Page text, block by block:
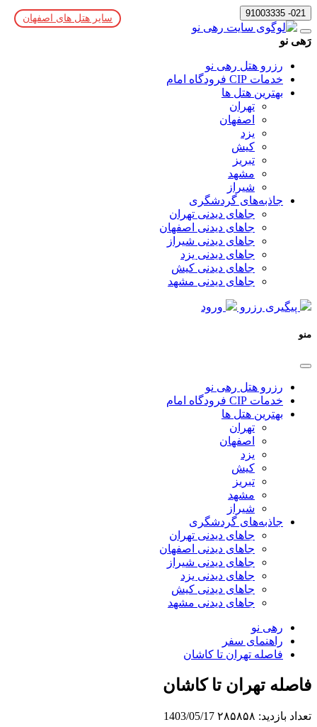
021- 91003335
رَهی نو
رزرو هتل رهی نو
خدمات CIP فرودگاه امام
بهترین هتل ها
تهران
اصفهان
یزد
کیش
تبریز
مشهد
شیراز
جاذبه‌های گردشگری
جاهای دیدنی تهران
جاهای دیدنی اصفهان
جاهای دیدنی شیراز
جاهای دیدنی یزد
جاهای دیدنی کیش
جاهای دیدنی مشهد
پیگیری رزرو ورود
منو
رزرو هتل رهی نو
خدمات CIP فرودگاه امام
بهترین هتل ها
تهران
اصفهان
یزد
کیش
تبریز
مشهد
شیراز
جاذبه‌های گردشگری
جاهای دیدنی تهران
جاهای دیدنی اصفهان
جاهای دیدنی شیراز
جاهای دیدنی یزد
جاهای دیدنی کیش
جاهای دیدنی مشهد
رهی نو
راهنمای سفر
فاصله تهران تا کاشان
فاصله تهران تا کاشان
تعداد بازدید: ۲۸۵۸۵۸ 1403/05/17
سایر هتل های اصفهان